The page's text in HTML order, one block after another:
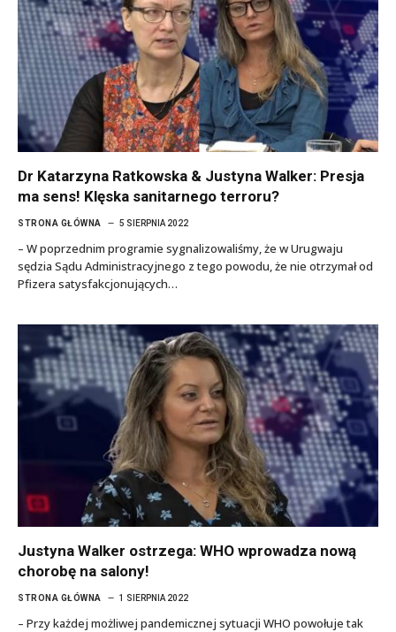
Dr Katarzyna Ratkowska & Justyna Walker: Presja
ma sens! Klęska sanitarnego terroru?
STRONA GŁÓWNA 5 SIERPNIA 2022
– W poprzednim programie sygnalizowaliśmy, że w Urugwaju
sędzia Sądu Administracyjnego z tego powodu, że nie otrzymał od
Pfizera satysfakcjonujących…
Justyna Walker ostrzega: WHO wprowadza nową
chorobę na salony!
STRONA GŁÓWNA 1 SIERPNIA 2022
– Przy każdej możliwej pandemicznej sytuacji WHO powołuje tak